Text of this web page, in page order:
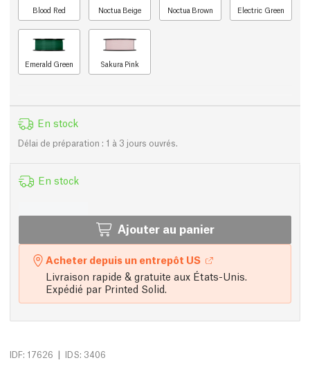
Blood Red Noctua Beige Noctua Brown Electric Green
Emerald Green Sakura Pink
En stock
Délai de préparation : 1 à 3 jours ouvrés.
En stock
Ajouter au panier
Acheter depuis un entrepôt US
Livraison rapide & gratuite aux États-Unis.
Expédié par Printed Solid.
IDF: 17626 | IDS: 3406